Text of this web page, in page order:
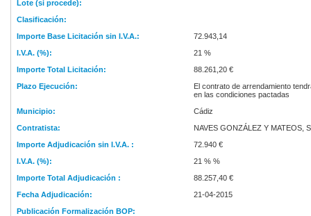
Lote (si procede):
Clasificación:
Importe Base Licitación sin I.V.A.:
72.943,14
I.V.A. (%):
21 %
Importe Total Licitación:
88.261,20 €
Plazo Ejecución:
El contrato de arrendamiento
en las condiciones pactadas
Municipio:
Cádiz
Contratista:
NAVES GONZÁLEZ Y MATEOS,
Importe Adjudicación sin I.V.A. :
72.940 €
I.V.A. (%):
21 % %
Importe Total Adjudicación :
88.257,40 €
Fecha Adjudicación:
21-04-2015
Publicación Formalización BOP: